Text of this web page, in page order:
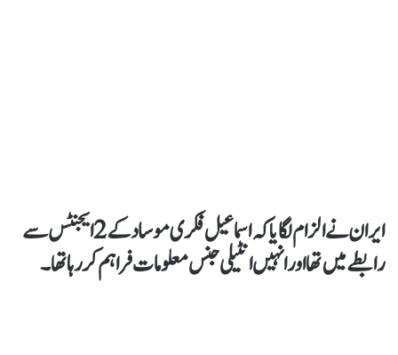
ایران نےالزام لگایا کہ اسماعیل فکری موساد کے 2 ایجنٹس سے
رابطے میں تھا اورانہیں انٹیلی جنس معلومات فراہم کررہا تھا۔